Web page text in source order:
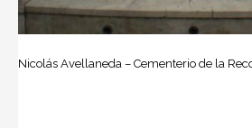
Nicolás Avellaneda – Cementerio de la